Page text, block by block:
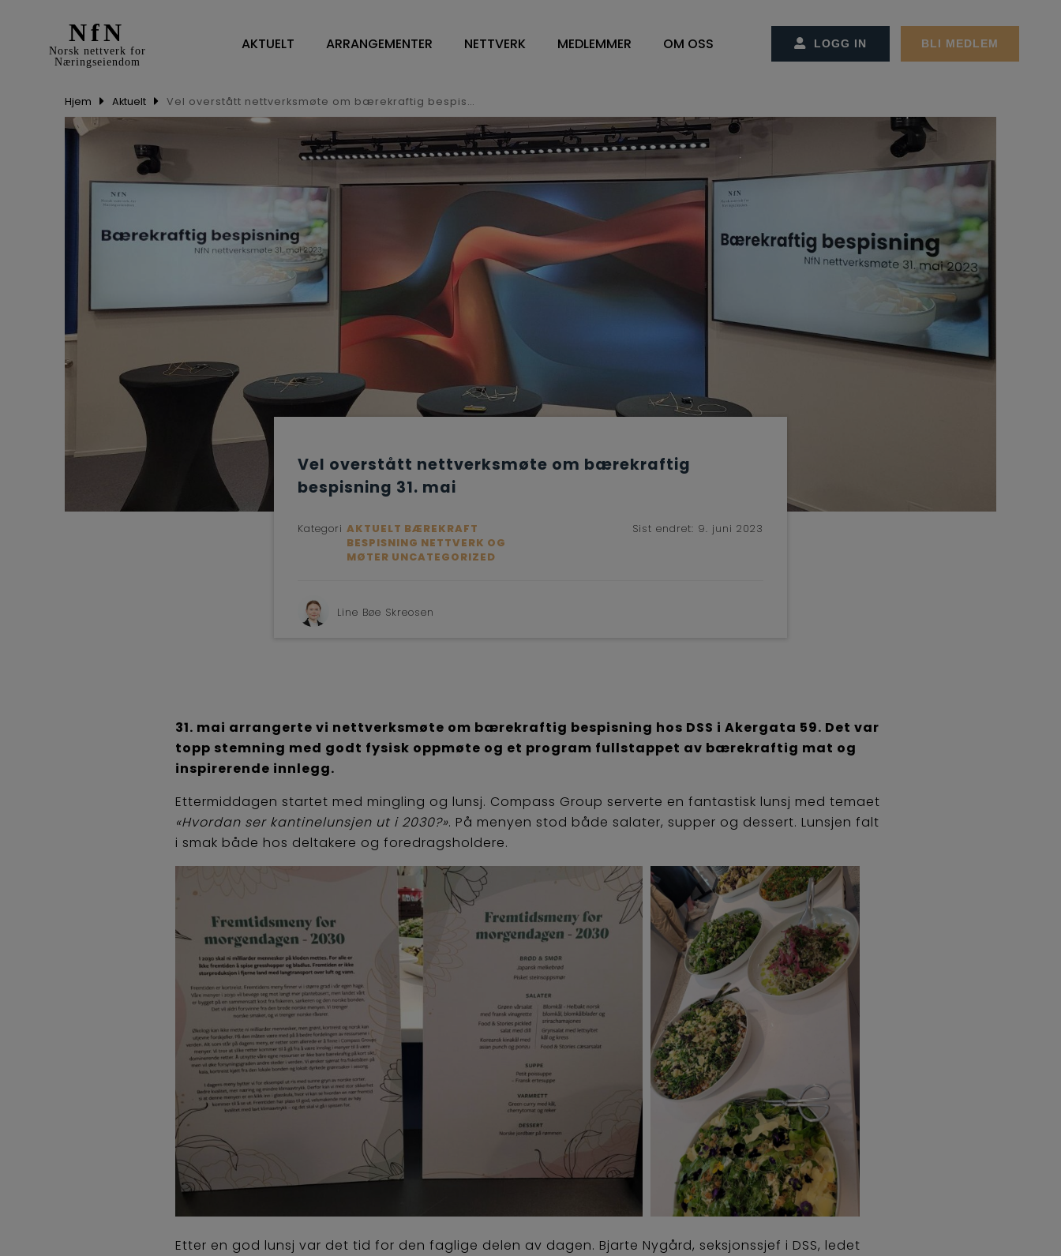
NfN
Norsk nettverk for
Næringseiendom
AKTUELT ARRANGEMENTER
NETTVERK
DV OG ENERGILEDELSE
RENHOLD
BESPISNING
FM TOPPLEDERE
MEDLEMMER
SOFT SERVICES
HARD SERVICE
ARBEIDSPLASSLØSNINGER
MEDLEMSKAP I NFN
OM OSS
STYREMØTER
ÅRSMØTER
VEDTEKTER
VISJON OG STRATEGI
SAMARBEIDSPARTNER/ANNONSØRER
HVA ER FACILITY MANAGEMENT
LOGG IN BLI MEDLEM
Hjem Aktuelt Vel overstått nettverksmøte om bærekraftig bespisning 31. mai
Vel overstått nettverksmøte om bærekraftig
bespisning 31. mai
Kategori AKTUELT BÆREKRAFT
BESPISNING NETTVERK OG
MØTER UNCATEGORIZED
Sist endret: 9. juni 2023
Line Bøe Skreosen
31. mai arrangerte vi nettverksmøte om bærekraftig bespisning hos DSS i Akergata 59. Det var
topp stemning med godt fysisk oppmøte og et program fullstappet av bærekraftig mat og
inspirerende innlegg.
Ettermiddagen startet med mingling og lunsj. Compass Group serverte en fantastisk lunsj med temaet
«Hvordan ser kantinelunsjen ut i 2030?». På menyen stod både salater, supper og dessert. Lunsjen falt
i smak både hos deltakere og foredragsholdere.
Etter en god lunsj var det tid for den faglige delen av dagen. Bjarte Nygård, seksjonssjef i DSS, ledet